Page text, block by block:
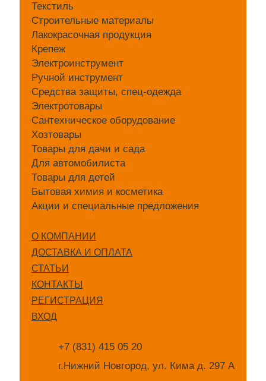
Текстиль
Строительные материалы
Лакокрасочная продукция
Крепеж
Электроинструмент
Ручной инструмент
Средства защиты, спец-одежда
Электротовары
Сантехническое оборудование
Хозтовары
Товары для дачи и сада
Для автомобилиста
Товары для детей
Бытовая химия и косметика
Акции и специальные предложения
О КОМПАНИИ
ДОСТАВКА И ОПЛАТА
СТАТЬИ
КОНТАКТЫ
РЕГИСТРАЦИЯ
ВХОД
+7 (831) 415 05 20
г.Нижний Новгород, ул. Кима д. 297 А